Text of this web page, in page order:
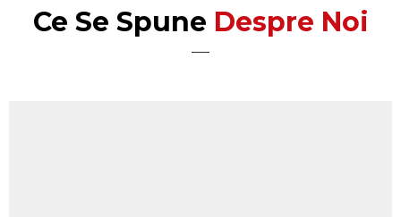
Ce Se Spune Despre Noi